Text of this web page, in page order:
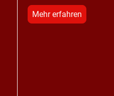
Mehr erfahren